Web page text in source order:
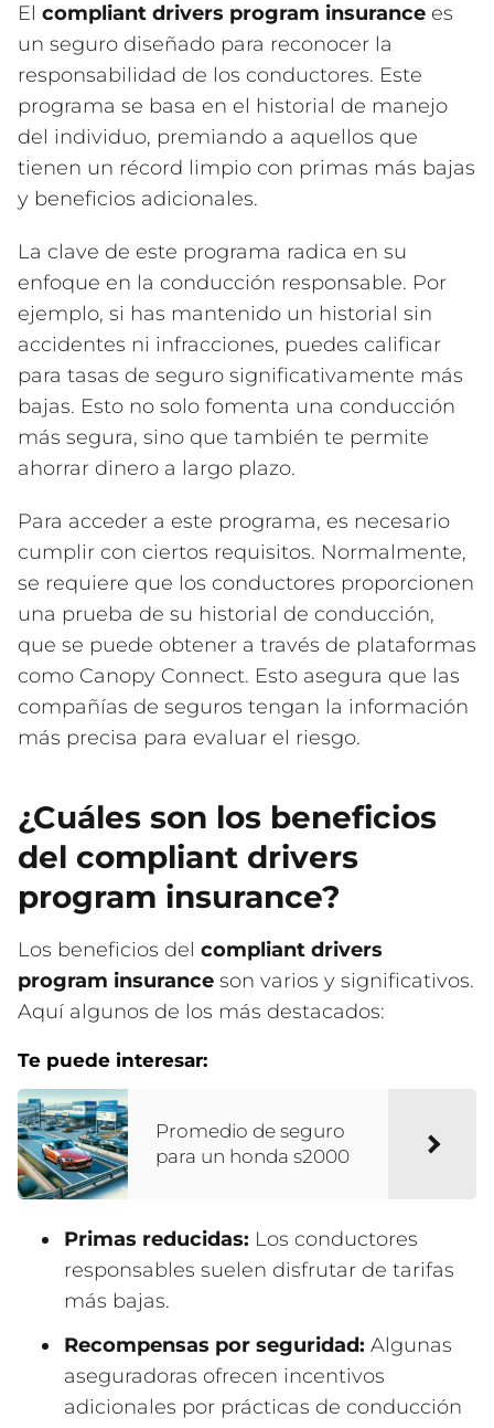
El compliant drivers program insurance es
un seguro diseñado para reconocer la
responsabilidad de los conductores. Este
programa se basa en el historial de manejo
del individuo, premiando a aquellos que
tienen un récord limpio con primas más bajas
y beneficios adicionales.
La clave de este programa radica en su
enfoque en la conducción responsable. Por
ejemplo, si has mantenido un historial sin
accidentes ni infracciones, puedes calificar
para tasas de seguro significativamente más
bajas. Esto no solo fomenta una conducción
más segura, sino que también te permite
ahorrar dinero a largo plazo.
Para acceder a este programa, es necesario
cumplir con ciertos requisitos. Normalmente,
se requiere que los conductores proporcionen
una prueba de su historial de conducción,
que se puede obtener a través de plataformas
como Canopy Connect. Esto asegura que las
compañías de seguros tengan la información
más precisa para evaluar el riesgo.
¿Cuáles son los beneficios
del compliant drivers
program insurance?
Los beneficios del compliant drivers
program insurance son varios y significativos.
Aquí algunos de los más destacados:
Te puede interesar:
Promedio de seguro
para un honda s2000
Primas reducidas: Los conductores
responsables suelen disfrutar de tarifas
más bajas.
Recompensas por seguridad: Algunas
aseguradoras ofrecen incentivos
adicionales por prácticas de conducción